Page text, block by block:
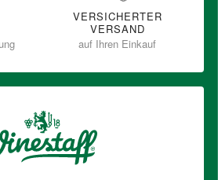
VERSICHERTER
VERSAND
auf Ihren Einkauf